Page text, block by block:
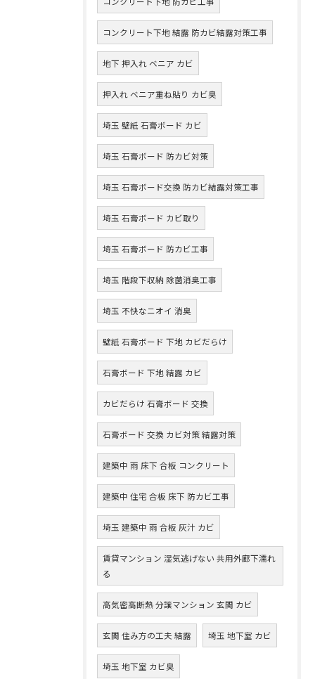
コンクリート下地 結露 防カビ結露対策工事
地下 押入れ ベニア カビ
押入れ ベニア重ね貼り カビ臭
埼玉 壁紙 石膏ボード カビ
埼玉 石膏ボード 防カビ対策
埼玉 石膏ボード交換 防カビ結露対策工事
埼玉 石膏ボード カビ取り
埼玉 石膏ボード 防カビ工事
埼玉 階段下収納 除菌消臭工事
埼玉 不快なニオイ 消臭
壁紙 石膏ボード 下地 カビだらけ
石膏ボード 下地 結露 カビ
カビだらけ 石膏ボード 交換
石膏ボード 交換 カビ対策 結露対策
建築中 雨 床下 合板 コンクリート
建築中 住宅 合板 床下 防カビ工事
埼玉 建築中 雨 合板 灰汁 カビ
賃貸マンション 湿気逃げない 共用外廊下濡れ
る
高気密高断熱 分譲マンション 玄関 カビ
玄関 住み方の工夫 結露 埼玉 地下室 カビ
埼玉 地下室 カビ臭